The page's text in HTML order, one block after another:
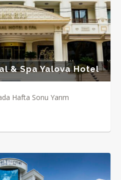
& Spa Yalova Hotel
Hafta Sonu Yarım